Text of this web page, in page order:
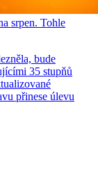
srpen. Tohle
bude
35 stupňů
přinese úlevu